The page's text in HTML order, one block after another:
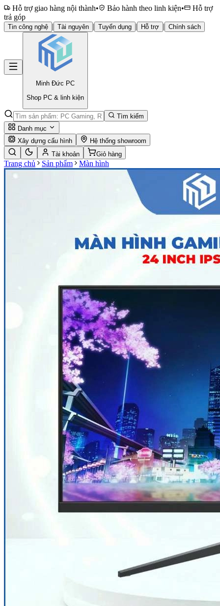
Hỗ trợ giao hàng nội thành• Bảo hành theo linh kiện•
Hỗ trợ
trả góp
Tin công nghệ | Tài nguyên | Tuyển dụng | Hỗ trợ | Chính sách
Minh Đức PC
Shop PC & linh kiện
Tìm kiếm
Danh mục
Xây dựng cấu hình
Hệ thống showroom
Tài khoản
Giỏ hàng
Trang chủ Sản phẩm Màn hình